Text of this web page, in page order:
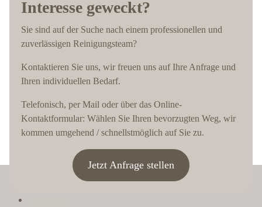
Interesse geweckt?
Sie sind auf der Suche nach einem professionellen und
zuverlässigen Reinigungsteam?
Kontaktieren Sie uns, wir freuen uns auf Ihre Anfrage und
Ihren individuellen Bedarf.
Telefonisch, per Mail oder über das Online-
Kontaktformular: Wählen Sie Ihren bevorzugten Weg, wir
kommen umgehend / schnellstmöglich auf Sie zu.
Jetzt Anfrage stellen